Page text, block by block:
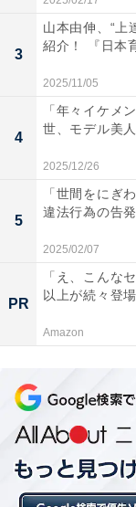
3
山本由伸、“上
紹介！ 『日本
2025/11/05
4
「年々イケメ
世、モデル美
2025/12/26
5
「世間をにぎ
違法行為の告
2025/02/07
PR
「え、こんな
以上が続々登
Amazon